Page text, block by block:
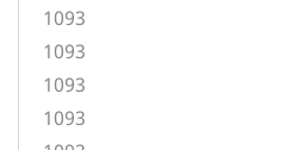
1093
1093
1093
1093